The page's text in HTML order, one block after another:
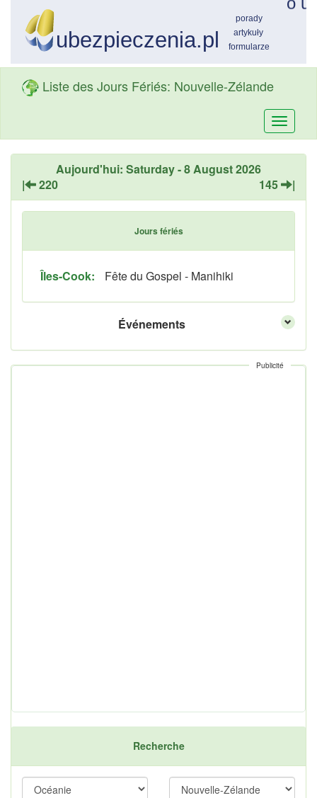
Liste des Jours Fériés: Nouvelle-Zélande
Aujourd'hui: Saturday - 8 August 2026
|
220 145 |
Jours fériés
Îles-Cook: Fête du Gospel - Manihiki
Événements
Publicité
Recherche